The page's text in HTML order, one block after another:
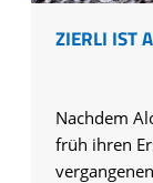
ZIERLI IST
Nachdem
früh ihren